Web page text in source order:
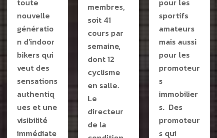
toute
nouvelle
génératio
n d’indoor
bikers qui
veut des
sensations
authentiq
ues et une
visibilité
immédiate
membres,
soit 41
cours par
semaine,
dont 12
cyclisme
en salle.
Le
directeur
de la
pour les
sportifs
amateurs
mais aussi
pour les
promoteur
s
immobilier
s. Des
promoteur
s qui